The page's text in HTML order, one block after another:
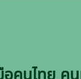
คนไทย ค